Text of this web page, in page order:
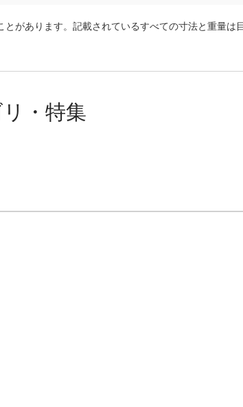
があります。記載されているすべての寸法と重量は
・特集